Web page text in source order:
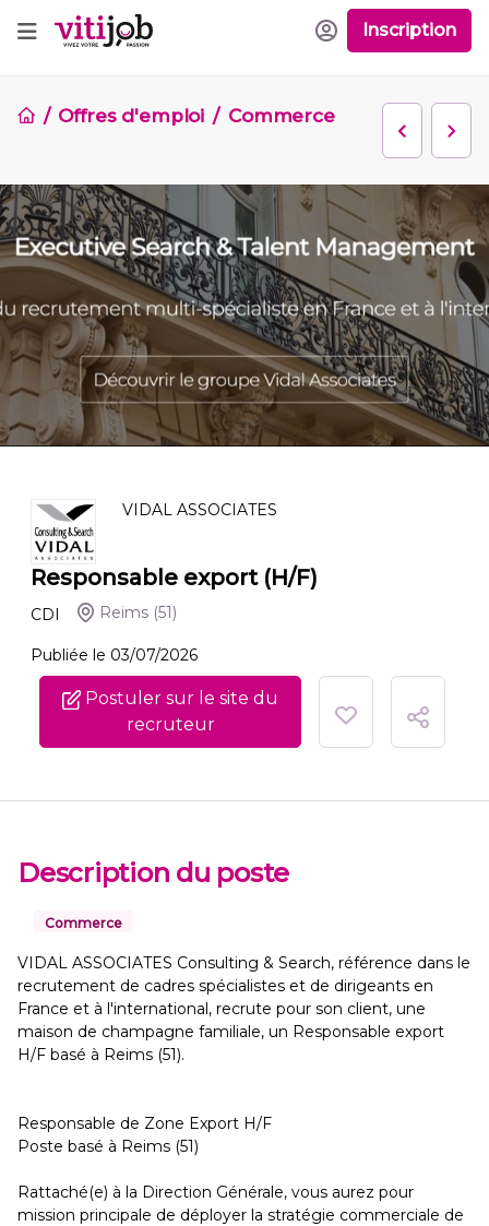
Inscription
Offres d'emploi Commerce
VIDAL ASSOCIATES
Responsable export (H/F)
CDI Reims (51)
Publiée le 03/07/2026
Postuler sur le site du
recruteur
Description du poste
Commerce
VIDAL ASSOCIATES Consulting & Search, référence dans le
recrutement de cadres spécialistes et de dirigeants en
France et à l'international, recrute pour son client, une
maison de champagne familiale, un Responsable export
H/F basé à Reims (51).
Responsable de Zone Export H/F
Poste basé à Reims (51)
Rattaché(e) à la Direction Générale, vous aurez pour
mission principale de déployer la stratégie commerciale de